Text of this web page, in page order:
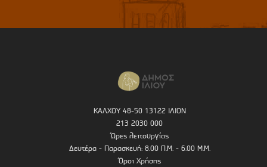
ΚΑΛΧΟΥ 48-50 13122 ΙΛΙΟΝ
213 2030 000
Ώρες λειτουργίας
Δευτέρα - Παρασκευή: 8.00 Π.Μ. - 6.00 Μ.Μ.
Όροι Χρήσης